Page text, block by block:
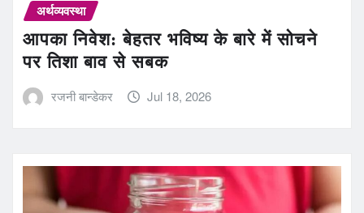
अर्थव्यवस्था
आपका निवेश: बेहतर भविष्य के बारे में सोचने
पर तिशा बाव से सबक
रजनी बान्डेकर Jul 18, 2026